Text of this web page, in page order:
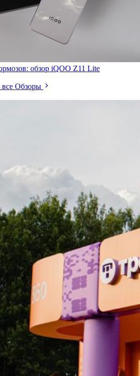
обзор iQOO Z11 Lite
все Обзоры